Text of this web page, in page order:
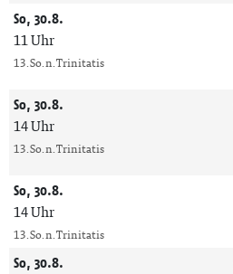
So, 30.8.
11 Uhr
13. So. n. Trinitatis
So, 30.8.
14 Uhr
13. So. n. Trinitatis
So, 30.8.
14 Uhr
13. So. n. Trinitatis
So, 30.8.